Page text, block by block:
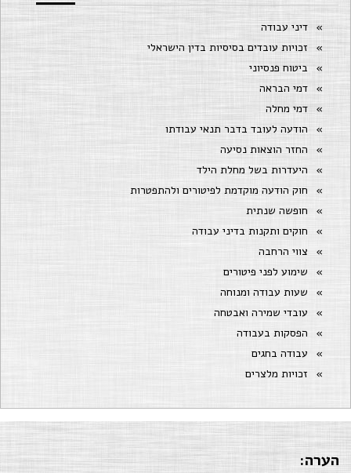
דיני עבודה
זכויות עובדים בסיסיות בדין הישראלי
ביטוח פנסיוני
דמי הבראה
דמי מחלה
הודעה לעובד בדבר תנאי עבודתו
החזר הוצאות נסיעה
היעדרות בשל מחלת הילד
חוק הודעה מוקדמת לפיטורים ולהתפטרות
חופשה שנתית
חוקים ותקנות בדיני עבודה
צווי הרחבה
שימוע לפני פיטורים
שעות עבודה ומנוחה
עובדי שמירה ואבטחה
הפסקות בעבודה
עבודה בחגים
זכויות מלצרים
הערה: